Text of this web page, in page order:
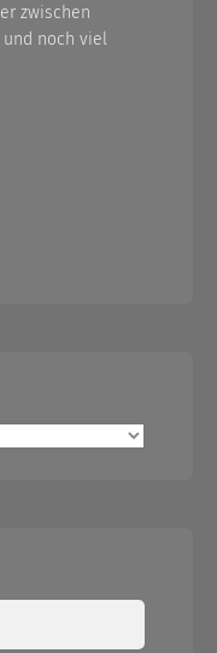
zwischen
und noch viel